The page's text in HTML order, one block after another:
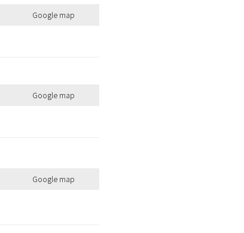
Google map
Google map
Google map